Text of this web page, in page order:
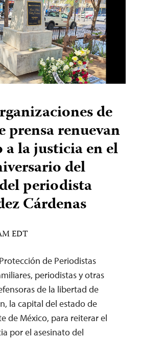
de
prensa renuevan
la justicia en el
del
periodista
Cárdenas
EDT
de Periodistas
periodistas y otras
de la libertad de
la capital del estado de
de México, para reiterar el
por el asesinato del